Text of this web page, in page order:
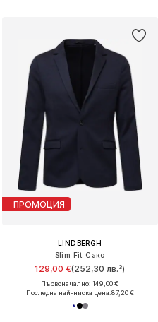
ПРОМОЦИЯ
LINDBERGH
Slim Fit Сако
129,00 €(252,30 лв.³)
Първоначално: 149,00 €
Последна най-ниска цена:87,20 €